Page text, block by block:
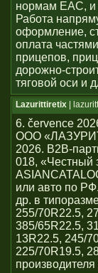
нормам ЕАС, и
Работа
оформление,
оплата
прицепов,
дорожно-
тяговой оси и
Lazurittiretix |
6. července
ООО
2026. B2B-
018, «Честный
или авто по
др. в
255/70R22.5,
385/65R22.5,
13R22.5, 245/
225/70R19.5,